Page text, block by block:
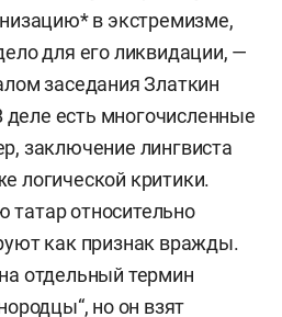
в экстремизме,
для его ликвидации, —
заседания Златкин
есть многочисленные
заключение лингвиста
логической критики.
относительно
как признак вражды.
отдельный термин
но он взят